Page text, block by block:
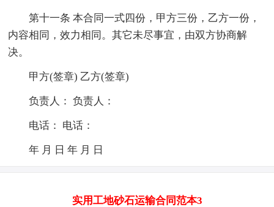
第十一条 本合同一式四份，甲方三份，乙方一份，
内容相同，效力相同。其它未尽事宜，由双方协商解
决。
甲方(签章) 乙方(签章)
负责人： 负责人：
电话： 电话：
年 月 日 年 月 日
实用工地砂石运输合同范本3